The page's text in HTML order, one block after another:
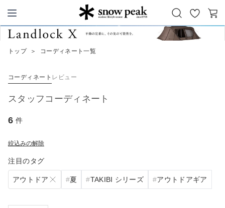
Snow Peak
お
気
カ
トップ ＞ コーディネート一覧
コーディネート レビュー
スタッフコーディネート
6 件
絞込みの解除
注目のタグ
アウトドア 夏 TAKIBI シリーズ アウトドアギア